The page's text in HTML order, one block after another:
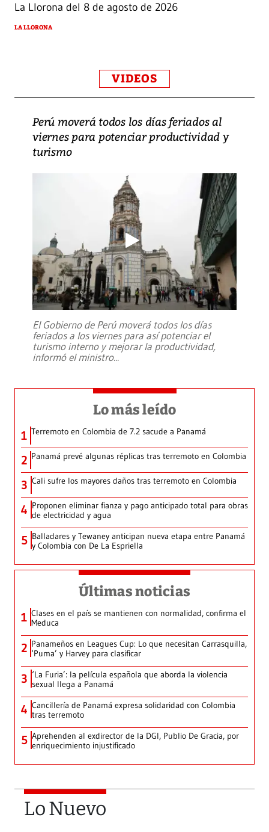
La Llorona del 8 de agosto de 2026
LA LLORONA
VIDEOS
Perú moverá todos los días feriados al
viernes para potenciar productividad y
turismo
El Gobierno de Perú moverá todos los días
feriados a los viernes para así potenciar el
turismo interno y mejorar la productividad,
informó el ministro...
Lo más leído
1 Terremoto en Colombia de 7.2 sacude a Panamá
2 Panamá prevé algunas réplicas tras terremoto en Colombia
3 Cali sufre los mayores daños tras terremoto en Colombia
4 Proponen eliminar fianza y pago anticipado total para obras
de electricidad y agua
5 Balladares y Tewaney anticipan nueva etapa entre Panamá
y Colombia con De La Espriella
Últimas noticias
1 Clases en el país se mantienen con normalidad, confirma el
Meduca
2 Panameños en Leagues Cup: Lo que necesitan Carrasquilla,
‘Puma’ y Harvey para clasificar
3 ‘La Furia’: la película española que aborda la violencia
sexual llega a Panamá
4 Cancillería de Panamá expresa solidaridad con Colombia
tras terremoto
5 Aprehenden al exdirector de la DGI, Publio De Gracia, por
enriquecimiento injustificado
Lo Nuevo